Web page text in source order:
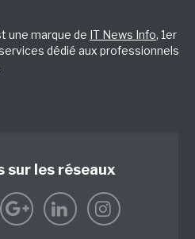
une marque de IT News Info, 1er
dédié aux professionnels
sur les réseaux